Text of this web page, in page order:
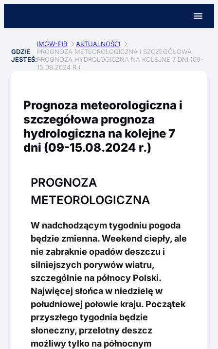
GDZIE
JESTEŚ:
IMGW-PIB
AKTUALNOŚCI
PROGNOZA METEOROLOGICZNA I SZCZEGÓŁOWA
PROGNOZA HYDROLOGICZNA NA KOLEJNE 7 DNI (09-
15.08.2024 R.)
Prognoza meteorologiczna i
szczegółowa prognoza
hydrologiczna na kolejne 7
dni (09-15.08.2024 r.)
PROGNOZA
METEOROLOGICZNA
W nadchodzącym tygodniu pogoda
będzie zmienna. Weekend ciepły, ale
nie zabraknie opadów deszczu i
silniejszych porywów wiatru,
szczególnie na północy Polski.
Najwięcej słońca w niedzielę w
południowej połowie kraju. Początek
przyszłego tygodnia będzie
słoneczny, przelotny deszcz
możliwy tylko na północnym